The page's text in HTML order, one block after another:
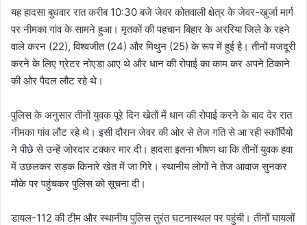
यह हादसा बुधवार रात करीब 10:30 बजे जेवर कोतवाली क्षेत्र के जेवर-खुर्जा मार्ग
पर नीमका गांव के सामने हुआ। मृतकों की पहचान बिहार के अररिया जिले के रहने
वाले करन (22), विश्वजीत (24) और मिथुन (25) के रूप में हुई है। तीनों मजदूरी
करने के लिए ग्रेटर नोएडा आए थे और धान की रोपाई का काम कर अपने ठिकाने
की ओर पैदल लौट रहे थे।
पुलिस के अनुसार तीनों युवक पूरे दिन खेतों में धान की रोपाई करने के बाद देर रात
नीमका गांव लौट रहे थे। इसी दौरान जेवर की ओर से तेज गति से आ रही स्कॉर्पियो
ने पीछे से उन्हें जोरदार टक्कर मार दी। हादसा इतना भीषण था कि तीनों युवक हवा
में उछलकर सड़क किनारे खेत में जा गिरे। स्थानीय लोगों ने तेज आवाज सुनकर
मौके पर पहुंचकर पुलिस को सूचना दी।
डायल-112 की टीम और स्थानीय पुलिस तुरंत घटनास्थल पर पहुंची। तीनों घायलों